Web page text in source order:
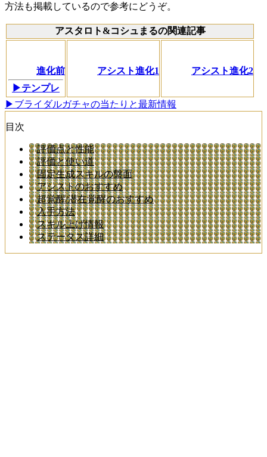
方法も掲載しているので参考にどうぞ。
アスタロト&コシュまるの関連記事
進化前
▶テンプレ
アシスト進化1 アシスト進化2
▶ブライダルガチャの当たりと最新情報
目次
評価点と性能
評価と使い道
固定生成スキルの盤面
アシストのおすすめ
超覚醒/潜在覚醒のおすすめ
入手方法
スキル上げ情報
ステータス詳細